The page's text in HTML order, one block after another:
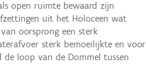
open ruimte bewaard zijn
uit het Holoceen wat
oorsprong een sterk
sterk bemoeilijkte en voor
de loop van de Dommel tussen